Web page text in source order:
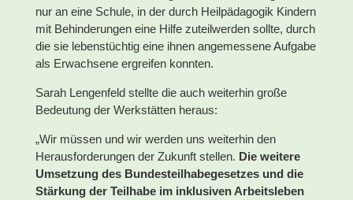
nur an eine Schule, in der durch Heilpädagogik Kindern
mit Behinderungen eine Hilfe zuteilwerden sollte, durch
die sie lebenstüchtig eine ihnen angemessene Aufgabe
als Erwachsene ergreifen konnten.
Sarah Lengenfeld stellte die auch weiterhin große
Bedeutung der Werkstätten heraus:
„Wir müssen und wir werden uns weiterhin den
Herausforderungen der Zukunft stellen. Die weitere
Umsetzung des Bundesteilhabegesetzes und die
Stärkung der Teilhabe im inklusiven Arbeitsleben